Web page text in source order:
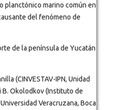
planctónico marino común en
del fenómeno de
de la península de Yucatán
(CINVESTAV-IPN, Unidad
B. Okolodkov (Instituto de
Veracruzana, Boca